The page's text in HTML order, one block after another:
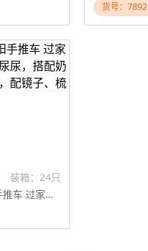
货号：7892
装箱：24只
14公仔+婴儿遮阳手推车 过家家玩具（娃娃喝水尿尿，搭配奶瓶，马桶和尿不湿，配镜子、梳子）